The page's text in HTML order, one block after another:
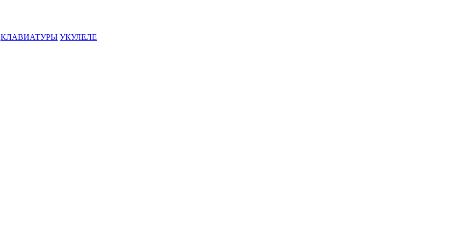
КЛАВИАТУРЫ УКУЛЕЛЕ